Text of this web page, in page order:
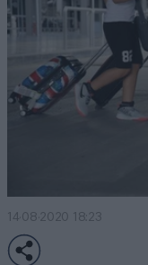
14·08·2020 18:23